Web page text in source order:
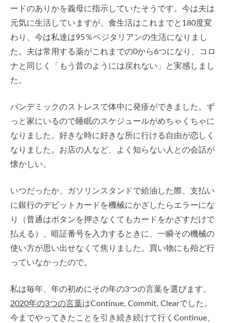
ードのありかを義母に指示していたそうです。今は夫は
元気に生活していますが、食生活はこれまでと180度変
わり、今は私達は95％ベジタリアンの生活になりまし
た。夫は常用する薬がこれまでの0から6つになり、コロ
ナと同じく「もう昔のようには戻れない」と実感しまし
た。
パンデミックのストレスで体中に発疹ができました。ず
っと家にいるので睡眠のスケジュールがめちゃくちゃに
なりました。好きな時に好きな所に行ける自由が恋しく
なりました。お店の人など、よく知らない人との会話が
懐かしい。
いつだったか、ガソリンスタンドで給油した際、支払い
に銀行のデビットカードを機械にかざしたらエラーにな
り（普通はボタンを押さなくてもカードをかざすだけで
払える）、暗証番号を入力するときに、一瞬その機械の
使い方が思い出せなくて焦りました。買い物にも殆ど行
っていなかったので。
私は毎年、年の初めにその年の3つの言葉を選びます。
2020年の3つの言葉はContinue, Commit, Clearでした。
今までやってきたことを引き続き続けて行くContinue、